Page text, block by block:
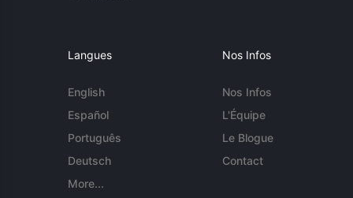
Langues
English
Español
Português
Deutsch
More...
Nos Infos
Nos Infos
L'Équipe
Le Blogue
Contact